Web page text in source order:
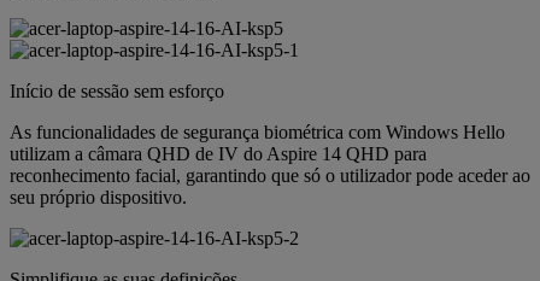
Início de sessão sem esforço
As funcionalidades de segurança biométrica com Windows Hello
utilizam a câmara QHD de IV do Aspire 14 QHD para
reconhecimento facial, garantindo que só o utilizador pode aceder ao
seu próprio dispositivo.